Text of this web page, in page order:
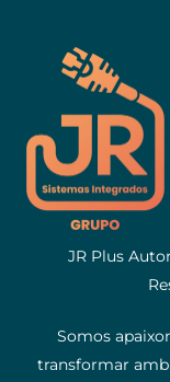
JR Plus
Somos
transformar